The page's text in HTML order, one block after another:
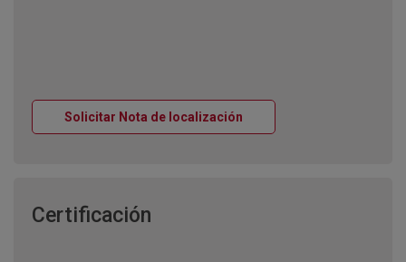
Solicitar Nota de localización
Certificación